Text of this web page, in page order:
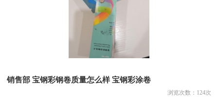
销售部 宝钢彩钢卷质量怎么样 宝钢彩涂卷
浏览次数： 124次